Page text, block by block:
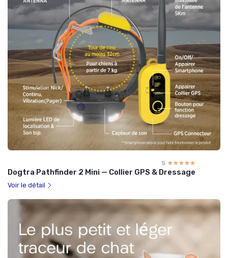
5 ☆☆☆☆☆
★★★★★
Dogtra Pathfinder 2 Mini — Collier GPS & Dressage
Voir le détail